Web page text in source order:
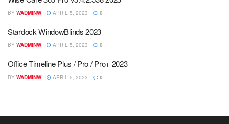
BY WADMINW APRIL 5, 2023 0
Stardock WindowBlinds 2023
BY WADMINW APRIL 5, 2023 0
Office Timeline Plus / Pro / Pro+ 2023
BY WADMINW APRIL 5, 2023 0